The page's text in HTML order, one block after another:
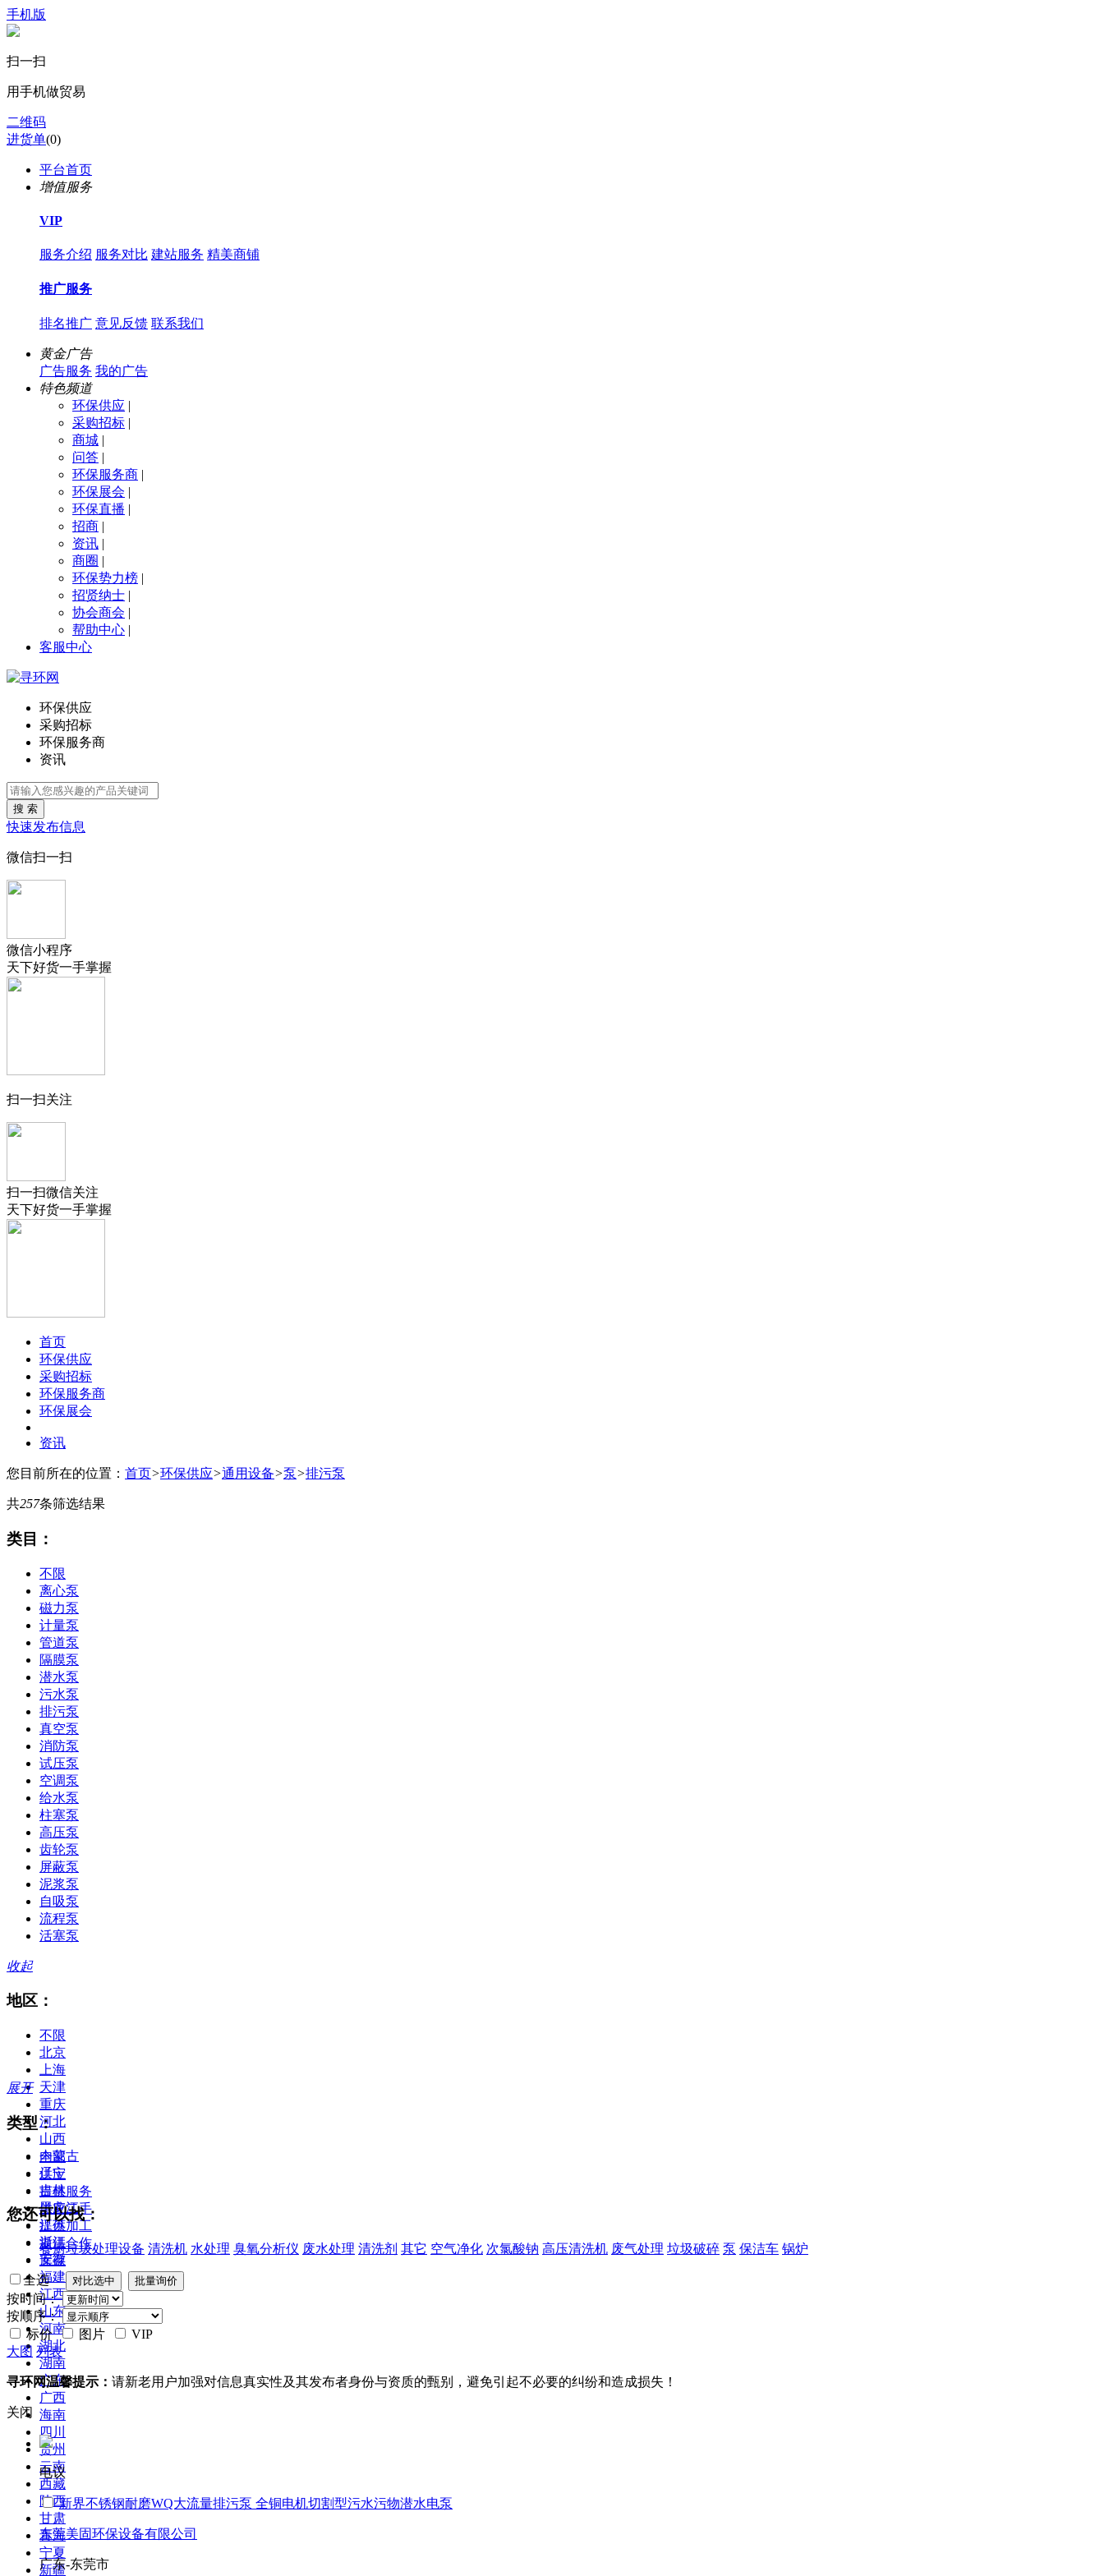
手机版
扫一扫
用手机做贸易
二维码
进货单(0)
平台首页
增值服务
VIP
服务介绍 服务对比 建站服务 精美商铺
推广服务
排名推广 意见反馈 联系我们
黄金广告
广告服务 我的广告
特色频道
环保供应 |
采购招标 |
商城 |
问答 |
环保服务商 |
环保展会 |
环保直播 |
招商 |
资讯 |
商圈 |
环保势力榜 |
招贤纳士 |
协会商会 |
帮助中心 |
客服中心
环保供应
采购招标
环保服务商
资讯
搜 索
快速发布信息
微信扫一扫
微信小程序
天下好货一手掌握
扫一扫关注
扫一扫微信关注
天下好货一手掌握
首页
环保供应
采购招标
环保服务商
环保展会
资讯
您目前所在的位置： 首页>环保供应>通用设备>泵>排污泵
共257条筛选结果
类目：
不限
离心泵
磁力泵
计量泵
管道泵
隔膜泵
潜水泵
污水泵
排污泵
真空泵
消防泵
试压泵
空调泵
给水泵
柱塞泵
高压泵
齿轮泵
屏蔽泵
泥浆泵
自吸泵
流程泵
活塞泵
收起
地区：
不限
北京
上海
天津
重庆
河北
山西
内蒙古
辽宁
吉林
黑龙江
江苏
浙江
安徽
福建
江西
山东
河南
湖北
湖南
广东
广西
海南
四川
贵州
云南
西藏
陕西
甘肃
青海
宁夏
新疆
展开
类型：
全部
供应
提供服务
供应二手
提供加工
提供合作
库存
您还可以找：
餐厨垃圾处理设备 清洗机 水处理 臭氧分析仪 废水处理 清洗剂 其它 空气净化 次氯酸钠 高压清洗机 废气处理 垃圾破碎 泵 保洁车 锅炉
全选
按时间：
按顺序：
标价
图片
VIP
大图 列表
寻环网温馨提示： 请新老用户加强对信息真实性及其发布者身份与资质的甄别，避免引起不必要的纠纷和造成损失！
关闭
电议
新界不锈钢耐磨WQ大流量排污泵 全铜电机切割型污水污物潜水电泵
东莞美固环保设备有限公司
广东-东莞市